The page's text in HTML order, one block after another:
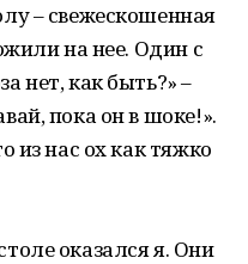
– свежескошенная
на нее. Один с
нет, как быть?» –
пока он в шоке!».
из нас ох как тяжко
оказался я. Они